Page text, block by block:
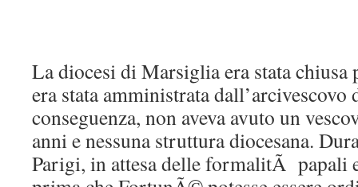
La diocesi di Marsiglia era stata chiusa
era stata amministrata
conseguenza, non aveva avuto un
anni e nessuna struttura diocesana.
Parigi, in attesa delle formalitÃ papali